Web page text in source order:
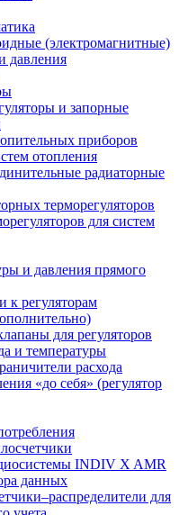
(электромагнитные)
давления
и запорные
приборов
отопления
радиаторные
терморегуляторов
для систем
и давления прямого
к регуляторам
для регуляторов
и температуры
расхода
«до себя» (регулятор
INDIV X AMR
данных
для